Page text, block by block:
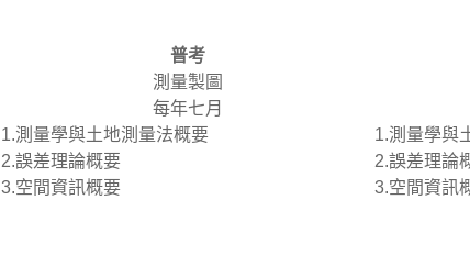
普考
測量製圖
每年七月
1.測量學與土地測量法概要
2.誤差理論概要
3.空間資訊概要
1.測量學與
2.誤差理論
3.空間資訊